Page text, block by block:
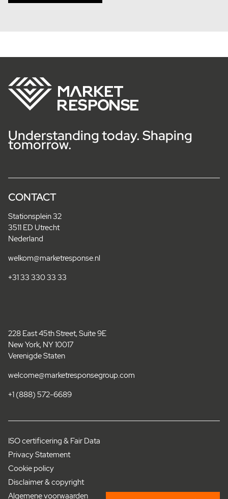
Understanding today. Shaping
tomorrow.
CONTACT
Stationsplein 32
3511 ED Utrecht
Nederland
welkom@marketresponse.nl
+31 33 330 33 33
228 East 45th Street, Suite 9E
New York, NY 10017
Verenigde Staten
welcome@marketresponsegroup.com
+1 (888) 572-6689
ISO certificering & Fair Data
Privacy Statement
Cookie policy
Disclaimer & copyright
Algemene voorwaarden